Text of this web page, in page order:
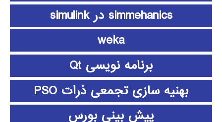
simmehanics در simulink
weka
برنامه نویسی Qt
بهنیه سازی تجمعی ذرات PSO
پیش بینی بورس